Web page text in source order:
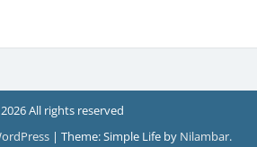
All rights reserved
| Theme: Simple Life by Nilambar.